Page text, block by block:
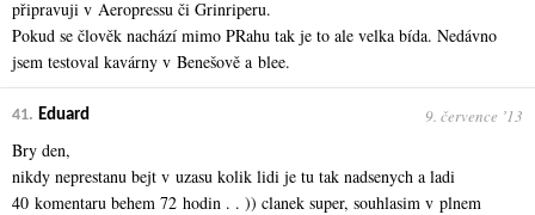
připravuji v Aeropressu či Grinriperu.
Pokud se člověk nachází mimo PRahu tak je to ale velka bída. Nedávno
jsem testoval kavárny v Benešově a blee.
41. Eduard 9. července ʼ13
Bry den,
nikdy neprestanu bejt v uzasu kolik lidi je tu tak nadsenych a ladi
40 komentaru behem 72 hodin . . )) clanek super, souhlasim v plnem